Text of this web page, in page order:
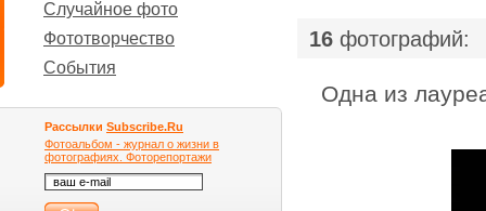
Случайное фото
Фототворчество
События
Рассылки Subscribe.Ru
Фотоальбом - журнал о жизни в
фотографиях. Фоторепортажи
16 фотографий:
Одна из